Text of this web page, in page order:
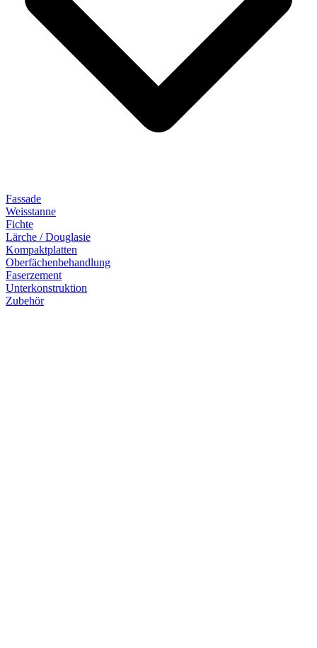
Fassade
Weisstanne
Fichte
Lärche / Douglasie
Kompaktplatten
Oberfächenbehandlung
Faserzement
Unterkonstruktion
Zubehör